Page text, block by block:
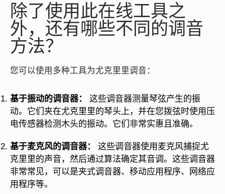
除了使用此在线工具之
外，还有哪些不同的调音
方法？
您可以使用多种工具为尤克里里调音：
基于振动的调音器：
这些调音器测量琴弦产生的振
动。它们夹在尤克里里的琴头上，并在您拨弦时使用压
电传感器检测木头的振动。它们非常实惠且准确。
基于麦克风的调音器：
这些调音器使用麦克风捕捉尤
克里里的声音，然后通过算法确定其音调。这些调音器
非常常见，可以是夹式调音器、移动应用程序、网络应
用程序等。